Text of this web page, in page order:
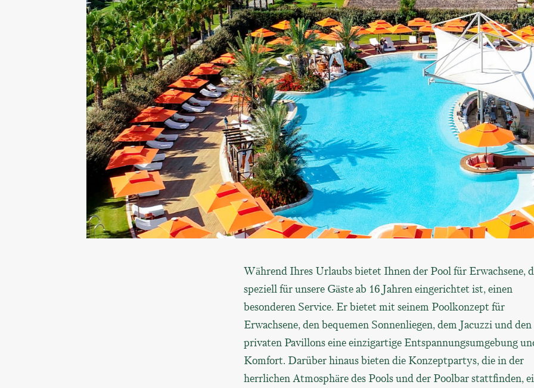
Während Ihres Urlaubs bietet Ihnen der Pool für Erwachsene,
speziell für unsere Gäste ab 16 Jahren eingerichtet ist, einen
besonderen Service. Er bietet mit seinem Poolkonzept für
Erwachsene, den bequemen Sonnenliegen, dem Jacuzzi und den
privaten Pavillons eine einzigartige Entspannungsumgebung
Komfort. Darüber hinaus bieten die Konzeptpartys, die in der
herrlichen Atmosphäre des Pools und der Poolbar stattfinden,